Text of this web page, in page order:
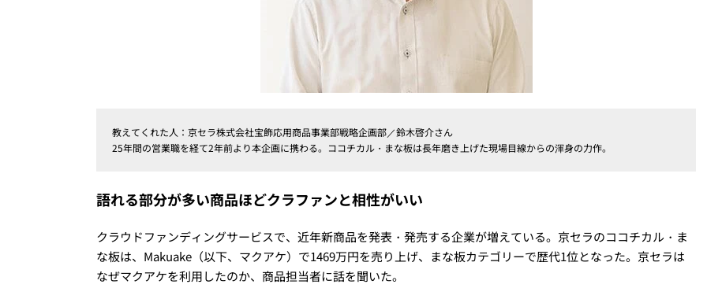
教えてくれた人：京セラ株式会社宝飾応用商品事業部戦略企画部／鈴木啓介さん
25年間の営業職を経て2年前より本企画に携わる。ココチカル・まな板は長年磨き上げた現場目線からの渾身の力作。
語れる部分が多い商品ほどクラファンと相性がいい
クラウドファンディングサービスで、近年新商品を発表・発売する企業が増えている。京セラのココチカル・ま
な板は、Makuake（以下、マクアケ）で1469万円を売り上げ、まな板カテゴリーで歴代1位となった。京セラは
なぜマクアケを利用したのか、商品担当者に話を聞いた。